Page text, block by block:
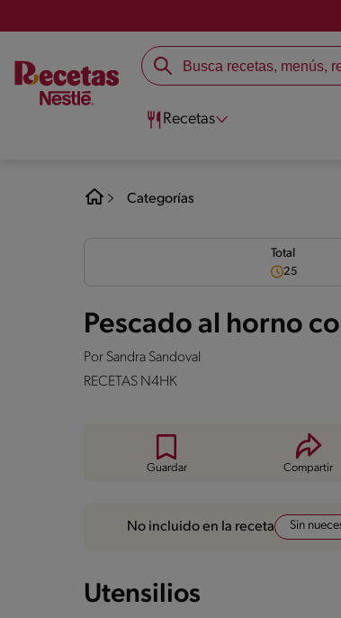
Recetas
Categorías
Total
25
Pescado al horno
Por Sandra Sandoval
RECETAS N4HK
Guardar Compartir
No incluido en la receta Sin
Utensilios